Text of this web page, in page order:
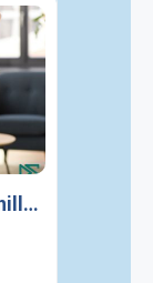
Optimización del Trabajo con Planilla de Excel